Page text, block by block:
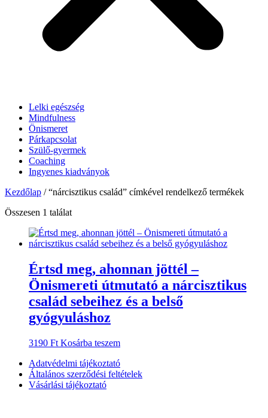
Lelki egészség
Mindfulness
Önismeret
Párkapcsolat
Szülő-gyermek
Coaching
Ingyenes kiadványok
Kezdőlap / “nárcisztikus család” címkével rendelkező termékek
Összesen 1 találat
Értsd meg, ahonnan jöttél –
Önismereti útmutató a nárcisztikus
család sebeihez és a belső
gyógyuláshoz
3190 Ft Kosárba teszem
Adatvédelmi tájékoztató
Általános szerződési feltételek
Vásárlási tájékoztató